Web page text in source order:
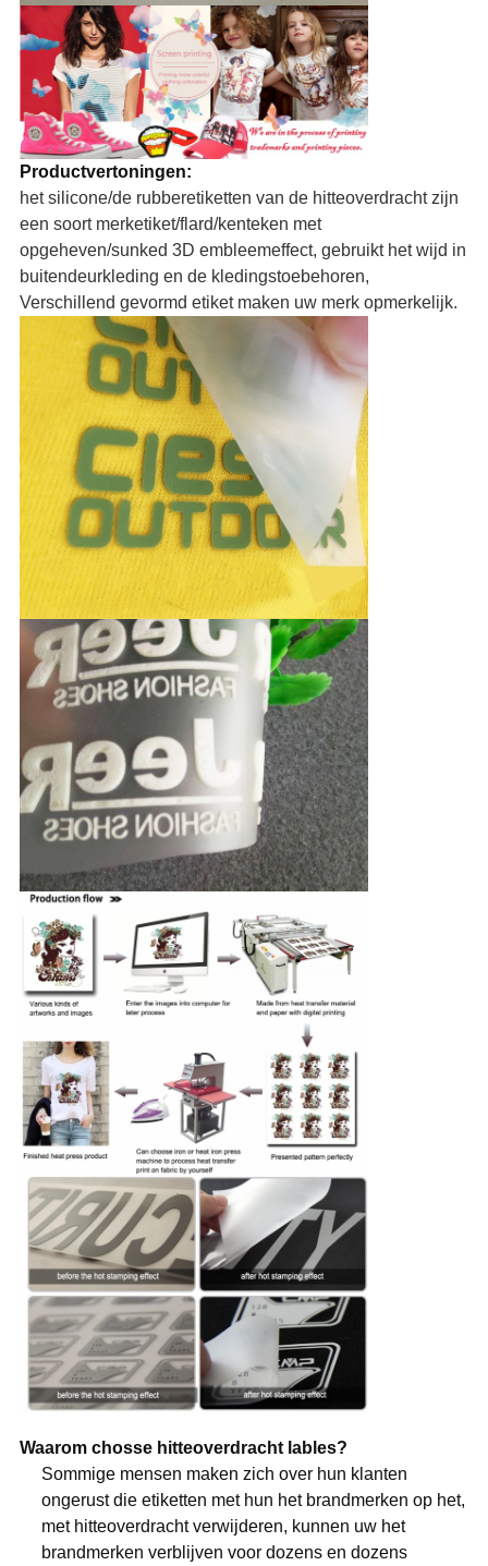
Productvertoningen:
het silicone/de rubberetiketten van de hitteoverdracht zijn
een soort merketiket/flard/kenteken met
opgeheven/sunked 3D embleemeffect, gebruikt het wijd in
buitendeurkleding en de kledingstoebehoren,
Verschillend gevormd etiket maken uw merk opmerkelijk.
Waarom chosse hitteoverdracht lables?
Sommige mensen maken zich over hun klanten
ongerust die etiketten met hun het brandmerken op het,
met hitteoverdracht verwijderen, kunnen uw het
brandmerken verblijven voor dozens en dozens